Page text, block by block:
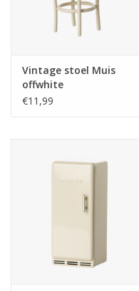
Vintage stoel Muis
offwhite
€11,99